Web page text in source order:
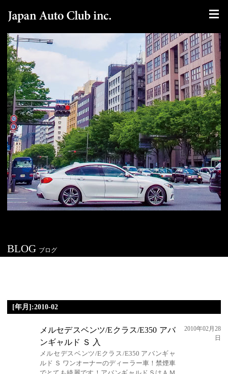
BLOG ブログ
[年月]:2010-02
メルセデスベンツ/Eクラス/E350 アバ
ンギャルド Ｓ 入
メルセデスベンツ/Eクラス/E350 アバンギャ
ルド Ｓ ワンオーナーのディーラー車！禁煙車
2010年02月28
日